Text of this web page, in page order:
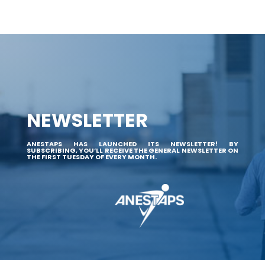
NEWSLETTER
ANESTAPS HAS LAUNCHED ITS NEWSLETTER! BY
SUBSCRIBING, YOU’LL RECEIVE THE GENERAL NEWSLETTER ON
THE FIRST TUESDAY OF EVERY MONTH.